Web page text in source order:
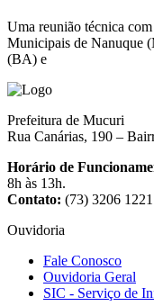
Uma reunião técnica
Municipais de Nanuque
(BA) e
Prefeitura de Mucuri
Rua Canárias, 190 –
Horário de
8h às 13h.
Contato: (73) 3206
Ouvidoria
Fale Conosco
Ouvidoria Geral
SIC - Serviço de